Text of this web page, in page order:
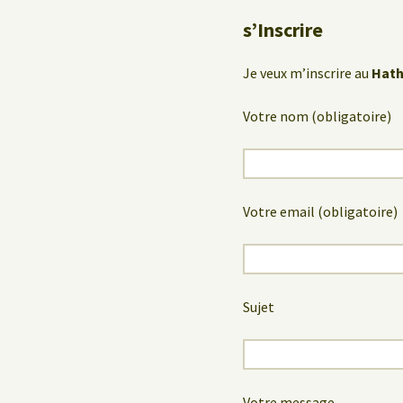
s’Inscrire
Je veux m’inscrire au
Votre nom (obligatoire)
Votre email (obligatoire)
Sujet